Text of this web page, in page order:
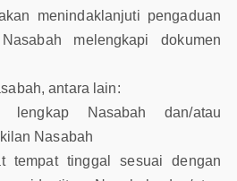
menindaklanjuti pengaduan
melengkapi dokumen
antara lain:
lengkap Nasabah dan/atau
Nasabah
tempat tinggal sesuai dengan